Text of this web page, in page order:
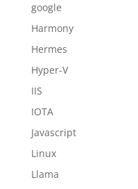
google
Harmony
Hermes
Hyper-V
IIS
IOTA
Javascript
Linux
Llama